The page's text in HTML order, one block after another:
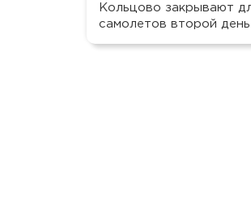
Кольцово закрывают
самолетов второй